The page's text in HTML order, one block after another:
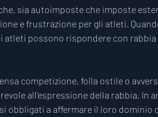
sia autoimposte che imposte
e frustrazione per gli atleti.
possono rispondere con
competizione, folla ostile o
all'espressione della rabbia. In
a affermare il loro dominio